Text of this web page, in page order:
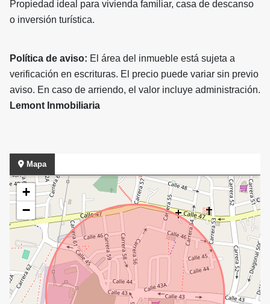
Propiedad ideal para vivienda familiar, casa de descanso
o inversión turística.
Política de aviso: El área del inmueble está sujeta a
verificación en escrituras. El precio puede variar sin previo
aviso. En caso de arriendo, el valor incluye administración.
Lemont Inmobiliaria
Mapa
+
−